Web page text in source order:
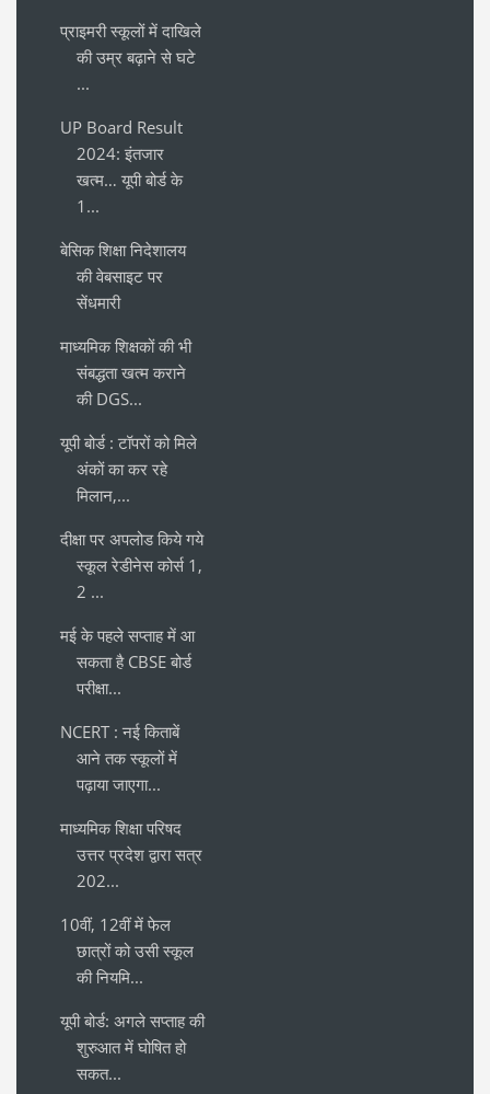
प्राइमरी स्कूलों में दाखिले
की उम्र बढ़ाने से घटे
...
UP Board Result
2024: इंतजार
खत्म… यूपी बोर्ड के
1...
बेसिक शिक्षा निदेशालय
की वेबसाइट पर
सेंधमारी
माध्यमिक शिक्षकों की भी
संबद्धता खत्म कराने
की DGS...
यूपी बोर्ड : टॉपरों को मिले
अंकों का कर रहे
मिलान,...
दीक्षा पर अपलोड किये गये
स्कूल रेडीनेस कोर्स 1,
2 ...
मई के पहले सप्ताह में आ
सकता है CBSE बोर्ड
परीक्षा...
NCERT : नई किताबें
आने तक स्कूलों में
पढ़ाया जाएगा...
माध्यमिक शिक्षा परिषद
उत्तर प्रदेश द्वारा सत्र
202...
10वीं, 12वीं में फेल
छात्रों को उसी स्कूल
की नियमि...
यूपी बोर्ड: अगले सप्ताह की
शुरुआत में घोषित हो
सकत...